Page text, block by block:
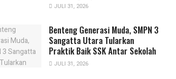
JULI 31, 2026
Benteng Generasi Muda, SMPN 3
Sangatta Utara Tularkan
Praktik Baik SSK Antar Sekolah
JULI 31, 2026